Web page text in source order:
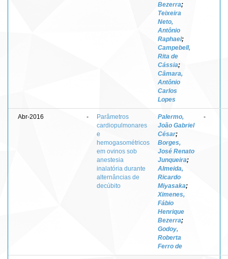
Bezerra;
Teixeira
Neto,
Antônio
Raphael;
Campebell,
Rita de
Cássia;
Câmara,
Antônio
Carlos
Lopes
Abr-2016 -
Parâmetros
cardiopulmonares
e
hemogasométricos
em ovinos sob
anestesia
inalatória durante
alternâncias de
decúbito
Palermo,
João Gabriel
César;
Borges,
José Renato
Junqueira;
Almeida,
Ricardo
Miyasaka;
Ximenes,
Fábio
Henrique
Bezerra;
Godoy,
Roberta
Ferro de
-